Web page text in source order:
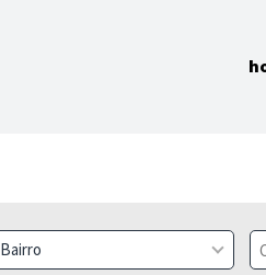
Bairro